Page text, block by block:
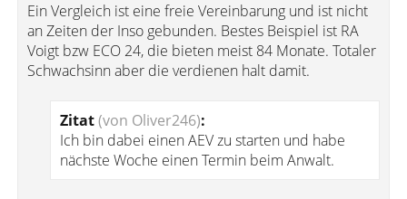
Ein Vergleich ist eine freie Vereinbarung und ist nicht
an Zeiten der Inso gebunden. Bestes Beispiel ist RA
Voigt bzw ECO 24, die bieten meist 84 Monate. Totaler
Schwachsinn aber die verdienen halt damit.
Zitat(von Oliver246):
Ich bin dabei einen AEV zu starten und habe
nächste Woche einen Termin beim Anwalt.